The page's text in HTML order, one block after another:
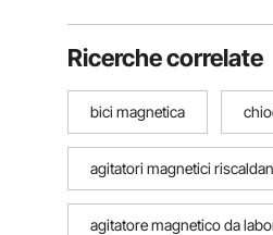
Ricerche correlate
bici magnetica
agitatori magnetici
agitatore magnetico da